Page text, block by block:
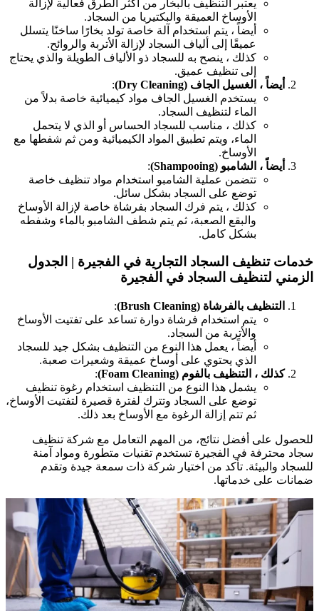
يعتبر التنظيف بالبخار من أكثر الطرق فعالية لإزالة
الأوساخ العميقة والبكتيريا من السجاد.
أيضاً ، يتم استخدام آلة خاصة تولد بخارًا ساخنًا يتسلل
عميقًا إلى ألياف السجاد لإزالة الأتربة والروائح.
كذلك ، ينصح به للسجاد ذو الألياف الطويلة والذي يحتاج
إلى تنظيف عميق.
أيضاً ، الغسيل الجاف (Dry Cleaning)
:
يستخدم الغسيل الجاف مواد كيميائية خاصة بدلاً من
الماء لتنظيف السجاد.
كذلك ، مناسب للسجاد الحساس أو الذي لا يتحمل
الماء، ويتم تطبيق المواد الكيميائية ومن ثم شفطها مع
الأوساخ.
أيضاً ، الشامبو (Shampooing)
:
تتضمن عملية الشامبو استخدام مواد تنظيف خاصة
توضع على السجاد بشكل سائل.
كذلك ، يتم فرك السجاد بفرشاة خاصة لإزالة الأوساخ
والبقع الصعبة، ثم يتم شطف الشامبو بالماء وشفطه
بشكل كامل.
خدمات تنظيف السجاد التجارية في الفجيرة | الجدول
الزمني لتنظيف السجاد في الفجيرة
التنظيف بالفرشاة (Brush Cleaning)
:
يتم استخدام فرشاة دوارة تساعد على تفتيت الأوساخ
والأتربة من السجاد.
أيضاً ، يعمل هذا النوع من التنظيف بشكل جيد للسجاد
الذي يحتوي على أوساخ عميقة وشعيرات صعبة.
كذلك ، التنظيف بالفوم (Foam Cleaning)
:
يشمل هذا النوع من التنظيف استخدام رغوة تنظيف
توضع على السجاد وتترك لفترة قصيرة لتفتيت الأوساخ،
ثم تتم إزالة الرغوة مع الأوساخ بعد ذلك.
للحصول على أفضل نتائج، من المهم التعامل مع شركة تنظيف
سجاد محترفة في الفجيرة تستخدم تقنيات متطورة ومواد آمنة
للسجاد والبيئة. تأكد من اختيار شركة ذات سمعة جيدة وتقدم
ضمانات على خدماتها.